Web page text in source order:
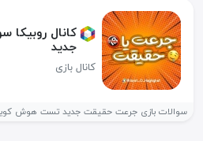
کانال
جدید
کانال بازی
سوالات بازی جرعت حقیقت جدید تست هوش